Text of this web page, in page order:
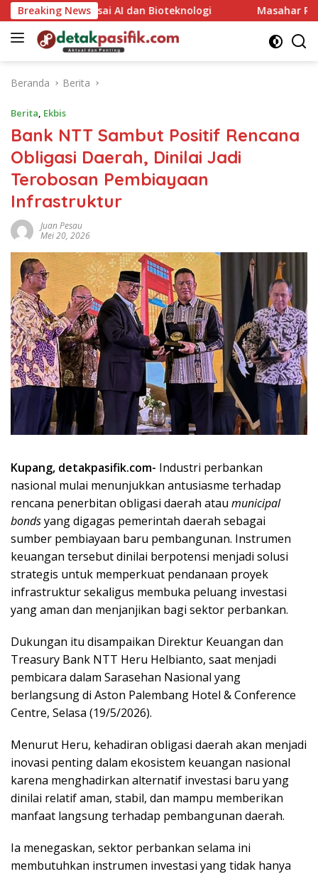
Langsung
ke
konten
Breaking News
Kuasai AI dan Bioteknologi Masahar Reinhart
Beranda Berita
Berita, Ekbis
Bank NTT Sambut Positif Rencana
Obligasi Daerah, Dinilai Jadi
Terobosan Pembiayaan
Infrastruktur
Juan Pesau
Mei 20, 2026
Kupang, detakpasifik.com- Industri perbankan
nasional mulai menunjukkan antusiasme terhadap
rencana penerbitan obligasi daerah atau municipal
bondsyang digagas pemerintah daerah sebagai
sumber pembiayaan baru pembangunan. Instrumen
keuangan tersebut dinilai berpotensi menjadi solusi
strategis untuk memperkuat pendanaan proyek
infrastruktur sekaligus membuka peluang investasi
yang aman dan menjanjikan bagi sektor perbankan.
Dukungan itu disampaikan Direktur Keuangan dan
Treasury Bank NTT Heru Helbianto, saat menjadi
pembicara dalam Sarasehan Nasional yang
berlangsung di Aston Palembang Hotel & Conference
Centre, Selasa (19/5/2026).
Menurut Heru, kehadiran obligasi daerah akan menjadi
inovasi penting dalam ekosistem keuangan nasional
karena menghadirkan alternatif investasi baru yang
dinilai relatif aman, stabil, dan mampu memberikan
manfaat langsung terhadap pembangunan daerah.
Ia menegaskan, sektor perbankan selama ini
membutuhkan instrumen investasi yang tidak hanya